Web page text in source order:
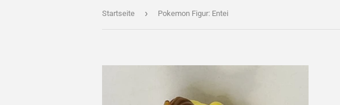
Startseite › Pokemon Figur: Entei